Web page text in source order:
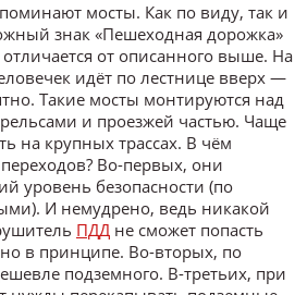
мосты. Как по виду, так и
знак «Пешеходная дорожка»
от описанного выше. На
идёт по лестнице вверх —
Такие мосты монтируются над
и проезжей частью. Чаще
на крупных трассах. В чём
Во-первых, они
уровень безопасности (по
И немудрено, ведь никакой
ПДД не сможет попасть
в принципе. Во-вторых, по
подземного. В-третьих, при